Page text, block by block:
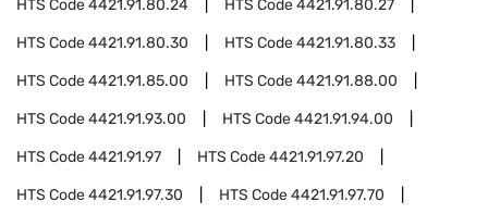
HTS Code4421.91.80.24 HTS Code4421.91.80.27
HTS Code4421.91.80.30 HTS Code4421.91.80.33
HTS Code4421.91.85.00 HTS Code4421.91.88.00
HTS Code4421.91.93.00 HTS Code4421.91.94.00
HTS Code4421.91.97 HTS Code4421.91.97.20
HTS Code4421.91.97.30 HTS Code4421.91.97.70